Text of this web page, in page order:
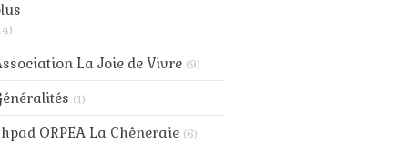
La Joie de Vivre (9)
(1)
ORPEA La Chêneraie (6)